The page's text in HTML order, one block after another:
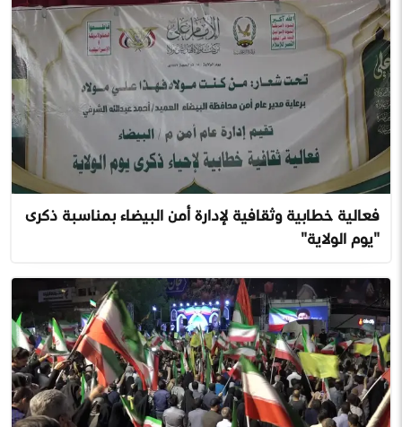
فعالية خطابية وثقافية لإدارة أمن البيضاء بمناسبة ذكرى
"يوم الولاية"